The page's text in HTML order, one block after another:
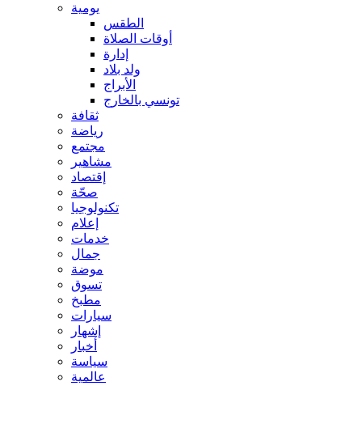
يومية
الطقس
أوقات الصلاة
إدارة
ولد بلاد
الأبراج
تونسي بالخارج
ثقافة
رياضة
مجتمع
مشاهير
إقتصاد
صحّة
تكنولوجيا
إعلام
خدمات
جمال
موضة
تسوق
مطبخ
سيارات
إشهار
أخبار
سياسة
عالمية